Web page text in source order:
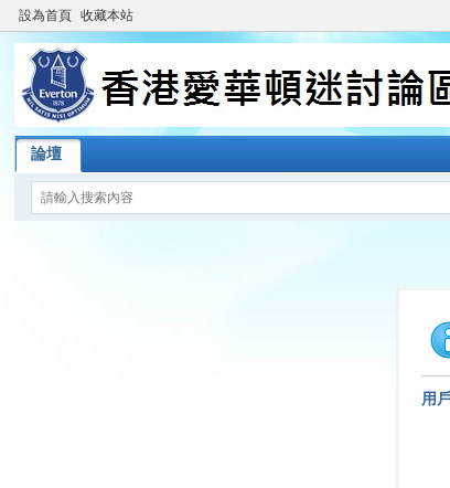
設為首頁 收藏本站
論壇
用